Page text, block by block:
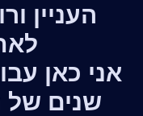
העניין
אני כאן
שנים של